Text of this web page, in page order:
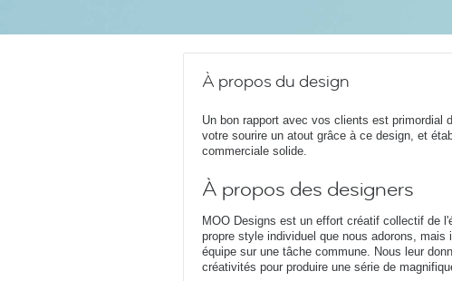
À propos du design
Un bon rapport avec vos clients est primordial
votre sourire un atout grâce à ce design, et
commerciale solide.
À propos des designers
MOO Designs est un effort créatif collectif de
propre style individuel que nous adorons,
équipe sur une tâche commune. Nous leur
créativités pour produire une série de